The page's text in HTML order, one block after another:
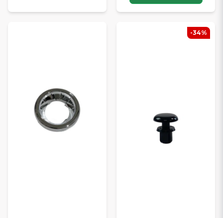
-34%